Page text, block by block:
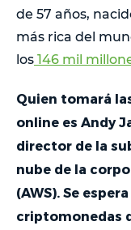
de 57 años,
más rica del
los 146 mil
Quien tomará
online es Andy
director de la
nube de la
(AWS). Se
criptomonedas